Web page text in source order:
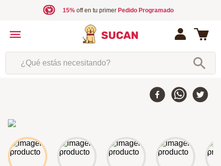
15%off en tu primer Pedido Programado
¿Qué estás necesitando?